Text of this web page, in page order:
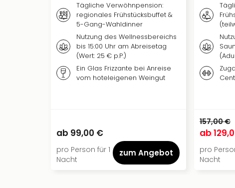
Tägliche Verwöhnpension:
regionales Frühstücksbuffet &
5-Gang-Wahldinner
Nutzung des Wellnessbereichs
bis 15:00 Uhr am Abreisetag
(Wert: 25 € p.P.)
Ein Glas Frizzante bei Anreise
vom hoteleigenen Weingut
ab 99,00 €
pro Person für 1
Nacht
zum Angebot
157,00 €
ab
pro
Nacht